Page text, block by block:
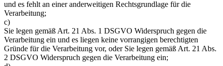
und es fehlt an einer anderweitigen Rechtsgrundlage für die
Verarbeitung;
c)
Sie legen gemäß Art. 21 Abs. 1 DSGVO Widerspruch gegen die
Verarbeitung ein und es liegen keine vorrangigen berechtigten
Gründe für die Verarbeitung vor, oder Sie legen gemäß Art. 21 Abs.
2 DSGVO Widerspruch gegen die Verarbeitung ein;